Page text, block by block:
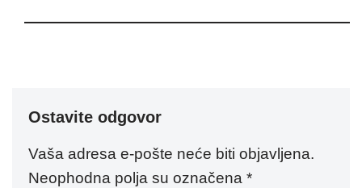
Ostavite odgovor
Vaša adresa e-pošte neće biti objavljena.
Neophodna polja su označena *